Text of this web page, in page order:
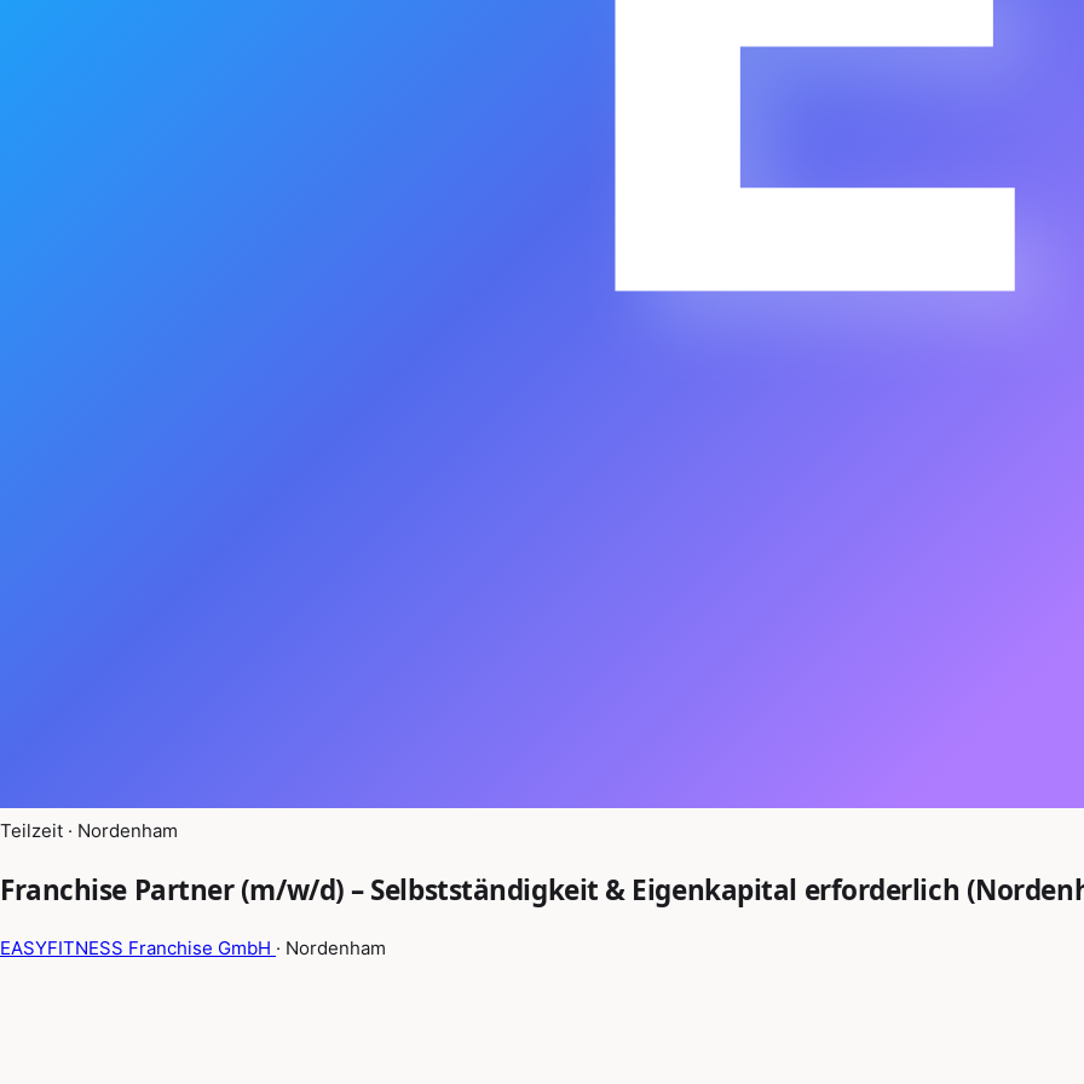
Teilzeit · Nordenham
Franchise Partner (m/w/d) – Selbstständigkeit & Eigenkapital erforderlich
EASYFITNESS Franchise GmbH · Nordenham